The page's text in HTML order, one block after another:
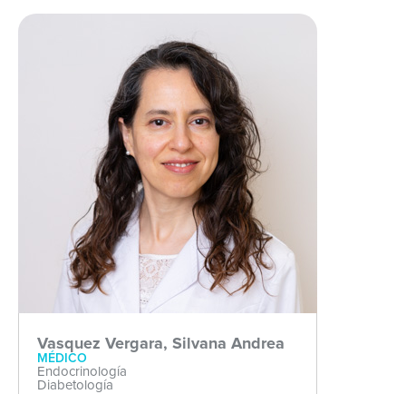
Vasquez Vergara, Silvana Andrea
MÉDICO
Endocrinología
Diabetología